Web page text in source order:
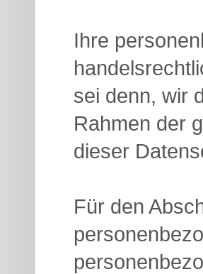
Ihre
sei denn, wir
Rahmen der
dieser
Für den